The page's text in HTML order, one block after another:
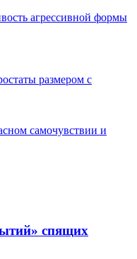
агрессивной формы
размером с
самочувствии и
спящих